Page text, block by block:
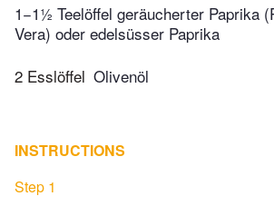
1−1½ Teelöffel geräucherter Paprika
Vera) oder edelsüsser Paprika
2 Esslöffel Olivenöl
INSTRUCTIONS
Step 1